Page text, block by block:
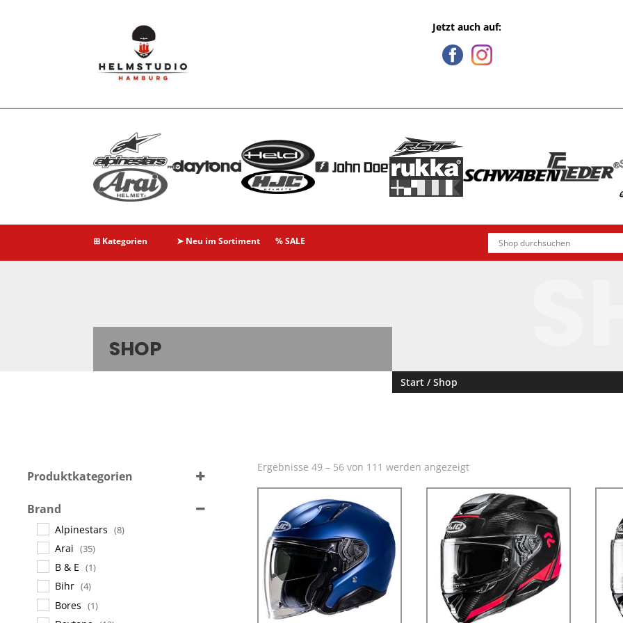
Jetzt auch auf:
⊞ Kategorien ➤ Neu im Sortiment % SALE
SHOP
Start / Shop
Produktkategorien
Helme
Accessoires (71)
Brand
Alpinestars (8)
Arai (35)
B & E (1)
Bihr (4)
Bores (1)
Ergebnisse 49 – 64 von 111 werden angezeigt